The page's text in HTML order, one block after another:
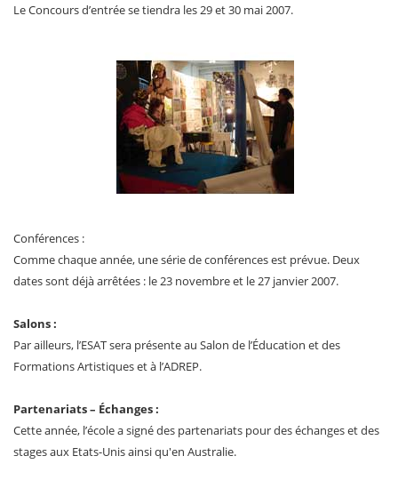
Le Concours d’entrée se tiendra les 29 et 30 mai 2007.
Conférences :
Comme chaque année, une série de conférences est prévue. Deux
dates sont déjà arrêtées : le 23 novembre et le 27 janvier 2007.
Salons :
Par ailleurs, l’ESAT sera présente au Salon de l’Éducation et des
Formations Artistiques et à l’ADREP.
Partenariats – Échanges :
Cette année, l’école a signé des partenariats pour des échanges et des
stages aux Etats-Unis ainsi qu'en Australie.